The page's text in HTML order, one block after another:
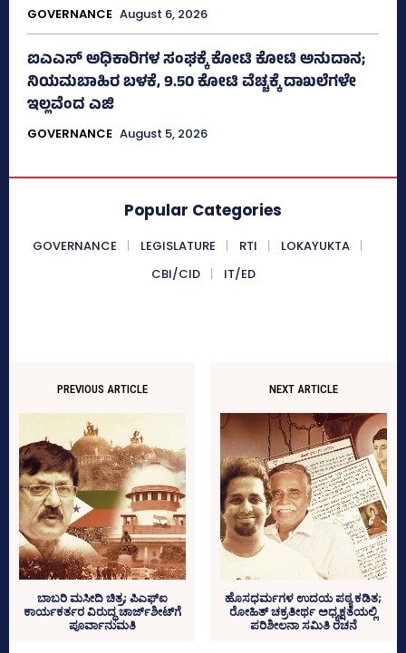
GOVERNANCE August 6, 2026
ಐಎಎಸ್‌ ಅಧಿಕಾರಿಗಳ ಸಂಘಕ್ಕೆ ಕೋಟಿ ಕೋಟಿ ಅನುದಾನ;
ನಿಯಮಬಾಹಿರ ಬಳಕೆ, 9.50 ಕೋಟಿ ವೆಚ್ಚಕ್ಕೆ ದಾಖಲೆಗಳೇ
ಇಲ್ಲವೆಂದ ಎಜಿ
GOVERNANCE August 5, 2026
Popular Categories
GOVERNANCE LEGISLATURE RTI
LOKAYUKTA
CBI/CID
IT/ED
PREVIOUS ARTICLE
ಬಾಬರಿ ಮಸೀದಿ ಚಿತ್ರ; ಪಿಎಫ್‌ಐ
ಕಾರ್ಯಕರ್ತರ ವಿರುದ್ಧ ಚಾರ್ಜ್‌ಶೀಟ್‌ಗೆ
ಪೂರ್ವಾನುಮತಿ
NEXT ARTICLE
ಹೊಸಧರ್ಮಗಳ ಉದಯ ಪಠ್ಯ ಕಡಿತ;
ರೋಹಿತ್‌ ಚಕ್ರತೀರ್ಥ ಅಧ್ಯಕ್ಷತೆಯಲ್ಲಿ
ಪರಿಶೀಲನಾ ಸಮಿತಿ ರಚನೆ